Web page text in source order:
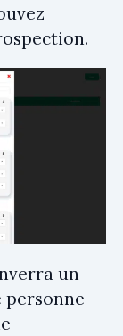
un
personne